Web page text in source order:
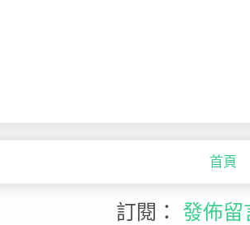
首頁
訂閱： 發佈留